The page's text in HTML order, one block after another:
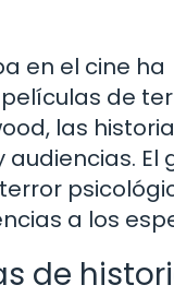
en el cine ha
de
las
El
a los
de